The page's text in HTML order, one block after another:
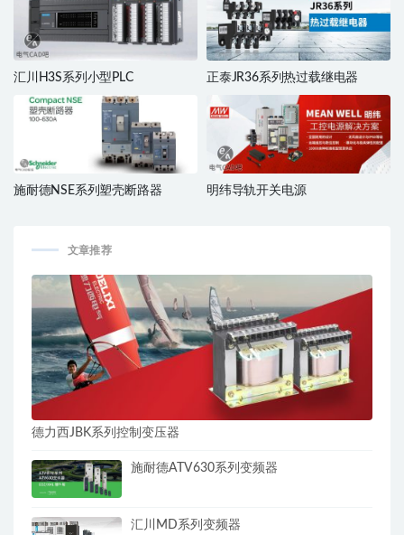
汇川H3S系列小型PLC 正泰JR36系列热过载继电器
施耐德NSE系列塑壳断路器 明纬导轨开关电源
文章推荐
德力西JBK系列控制变压器
施耐德ATV630系列变频器
汇川MD系列变频器